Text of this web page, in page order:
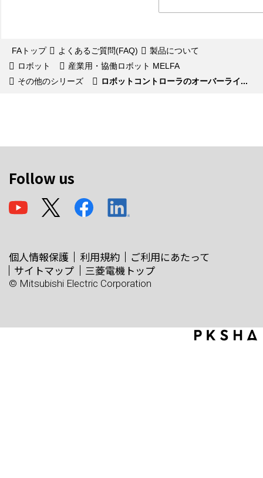
FAトップ よくあるご質問(FAQ)
製品について
ロボット
産業用・協働ロボット MELFA
その他のシリーズ
ロボットコントローラのオーバーライ...
Follow us
個人情報保護 利用規約
ご利用にあたって
サイトマップ
三菱電機トップ
© Mitsubishi Electric Corporation